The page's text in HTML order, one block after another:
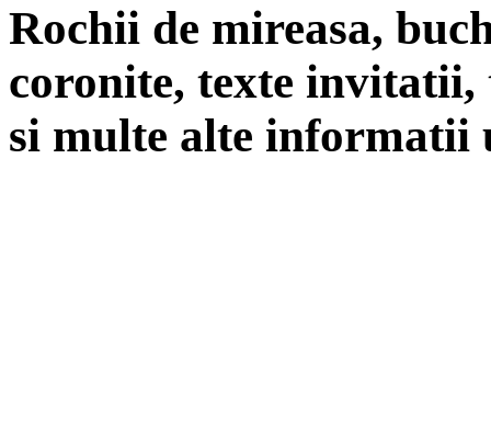
Rochii de mireasa,
coronite, texte
si multe alte informatii